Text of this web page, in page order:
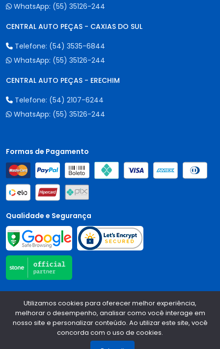
WhatsApp: (55) 35126-244
CENTRAL AUTO PEÇAS - CAXIAS DO SUL
Telefone: (54) 3535-6844
WhatsApp: (55) 35126-244
CENTRAL AUTO PEÇAS - ERECHIM
Telefone: (54) 2107-6244
WhatsApp: (55) 35126-244
Formas de Pagamento
Qualidade e Segurança
Central Auto Peças - CNPJ: 90.196.999/0001-89
Todos os
direitos reservados.2026
Desenvolvido Por:
Utilizamos cookies para oferecer melhor experiência,
melhorar o desempenho, analisar como você interage em
nosso site e personalizar conteúdo. Ao utilizar este site, você
concorda com o uso de cookies.